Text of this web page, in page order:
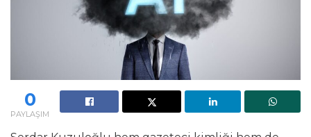
0
PAYLAŞIM